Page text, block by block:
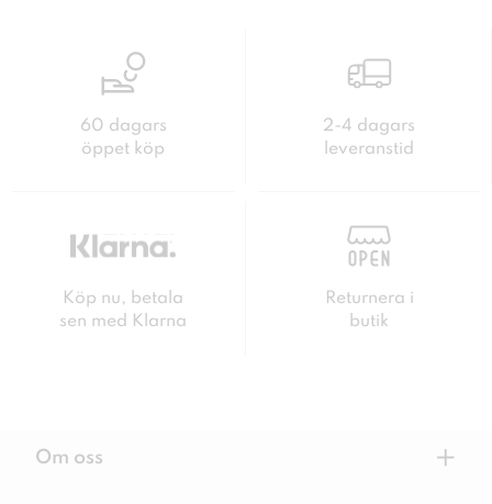
60 dagars
öppet köp
2-4 dagars
leveranstid
Köp nu, betala
sen med Klarna
Returnera i
butik
Om oss +